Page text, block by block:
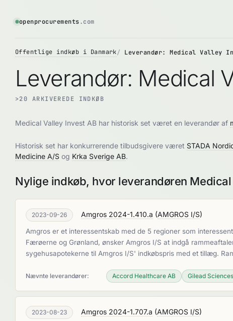
openprocurements.com
Offentlige indkøb i Danmark Leverandør: Medical Valley
Leverandør: Medical
>20 ARKIVEREDE INDKØB
Medical Valley Invest AB har historisk set været en leverandør af
Historisk set har konkurrerende tilbudsgivere været STADA
Medicine A/S og Krka Sverige AB.
Nylige indkøb, hvor leverandøren
2023-09-26 Amgros 2024-1.410.a (AMGROS I/S)
Amgros er et interessentskab med de 5 regioner som
Færøerne og Grønland, ønsker Amgros I/S at indgå
sygehusapotekerne til Amgros I/S' indkøbspris med et tillæg.
Nævnte leverandører: Accord Healthcare AB Gilead
2023-08-23 Amgros 2024-1.707.a (AMGROS I/S)